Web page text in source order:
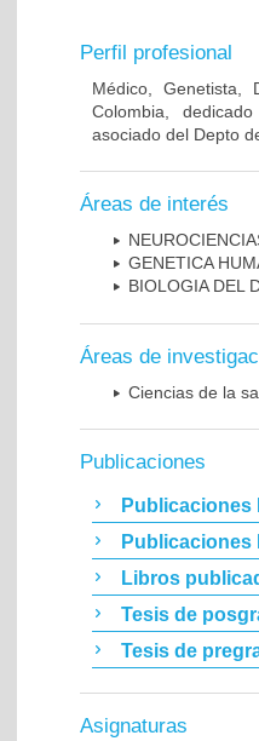
Perfil profesional
Médico, Genetista,
Colombia,
asociado del Depto
Áreas de interés
GENETICA
BIOLOGIA DEL
Áreas de
Ciencias de la
Publicaciones
Publicaciones
Publicaciones
Libros
Tesis de
Tesis de
Asignaturas